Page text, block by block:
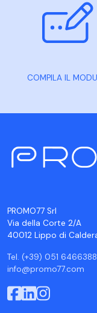
COMPILA IL
PROMO77 Srl
Via della Corte 2/A
40012 Lippo di
Tel. (+39) 051 6466388
info@promo77.com